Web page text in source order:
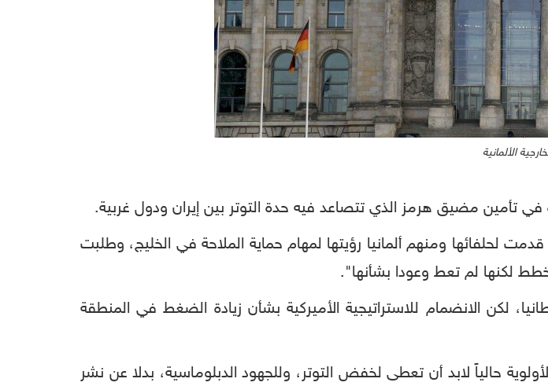
الألمانية
في تأمين مضيق هرمز الذي تتصاعد فيه حدة التوتر بين إيران ودول غربية.
قدمت لحلفائها ومنهم ألمانيا رؤيتها لمهام حماية الملاحة في الخليج، وطلبت
لكنها لم تعط وعودا بشأنها".
لكن الانضمام للاستراتيجية الأميركية بشأن زيادة الضغط في المنطقة
حالياً لابد أن تعطى لخفض التوتر، وللجهود الدبلوماسية، بدلا عن نشر